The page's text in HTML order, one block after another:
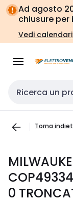
Vai alla
navigazione
Vai
alla
Ad agosto
chiusure per
Vedi
Cerca input
Torna
0